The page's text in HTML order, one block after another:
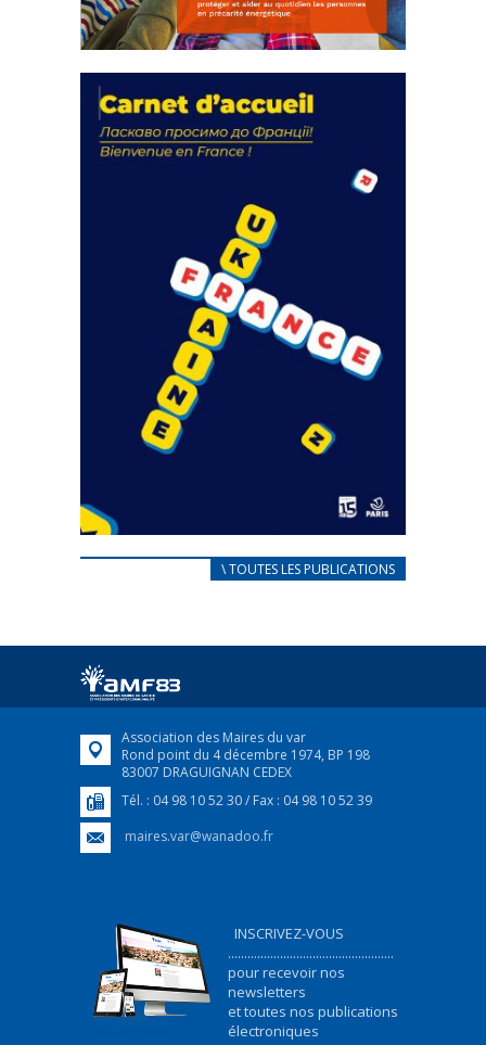
actions
18 septembre 2023
FEUILLETER
CARNET D’ACCUEIL
Afin d’accompagner au mieux les réfugiés
FEUILLETER
\ TOUTES LES PUBLICATIONS
Association des Maires du var
Rond point du 4 décembre 1974, BP 198
83007 DRAGUIGNAN CEDEX
Tél. : 04 98 10 52 30 / Fax : 04 98 10 52 39
maires.var@wanadoo.fr
INSCRIVEZ-VOUS
...................................................
pour recevoir nos
newsletters
et toutes nos publications
électroniques